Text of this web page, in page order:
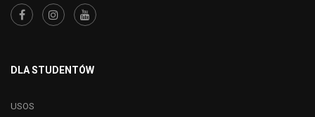
DLA STUDENTÓW
USOS